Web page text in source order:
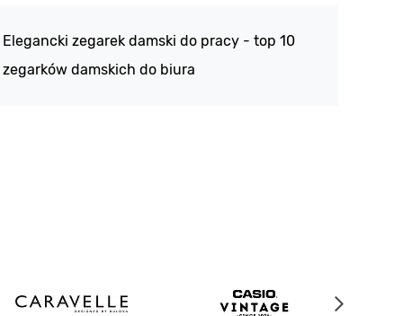
Elegancki zegarek damski do pracy - top 10
zegarków damskich do biura